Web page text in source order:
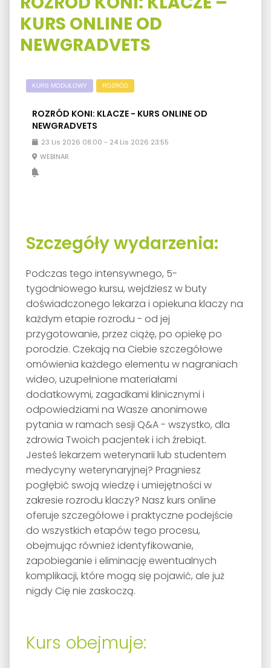
KURS ONLINE OD
NEWGRADVETS
KURS MODUŁOWY ROZRÓD
ROZRÓD KONI: KLACZE - KURS ONLINE OD
NEWGRADVETS
23 Lis 2026 08:00 - 24 Lis 2026 23:55
WEBINAR
Szczegóły wydarzenia:
Podczas tego intensywnego, 5-
tygodniowego kursu, wejdziesz w buty
doświadczonego lekarza i opiekuna klaczy na
każdym etapie rozrodu - od jej
przygotowanie, przez ciążę, po opiekę po
porodzie. Czekają na Ciebie szczegółowe
omówienia każdego elementu w nagraniach
wideo, uzupełnione materiałami
dodatkowymi, zagadkami klinicznymi i
odpowiedziami na Wasze anonimowe
pytania w ramach sesji Q&A - wszystko, dla
zdrowia Twoich pacjentek i ich źrebiąt.
Jesteś lekarzem weterynarii lub studentem
medycyny weterynaryjnej? Pragniesz
pogłębić swoją wiedzę i umiejętności w
zakresie rozrodu klaczy? Nasz kurs online
oferuje szczegółowe i praktyczne podejście
do wszystkich etapów tego procesu,
obejmując również identyfikowanie,
zapobieganie i eliminację ewentualnych
komplikacji, które mogą się pojawić, ale już
nigdy Cię nie zaskoczą.
Kurs obejmuje: